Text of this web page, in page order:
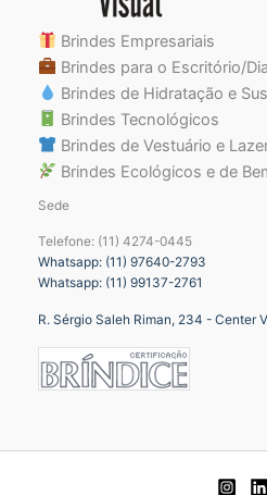
Brindes Empresariais
Brindes para o Escritório/
Brindes de Hidratação e
Brindes Tecnológicos
Brindes de Vestuário e
Brindes Ecológicos e de
Sede
Telefone: (11) 4274-0445
Whatsapp: (11) 97640-2793
Whatsapp: (11) 99137-2761
R. Sérgio Saleh Riman, 234 - Center